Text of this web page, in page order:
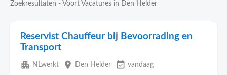
Zoekresultaten - Voort Vacatures in Den Helder
Reservist Chauffeur bij Bevoorrading en
Transport
apartment NLwerkt place Den Helder event_available vandaag